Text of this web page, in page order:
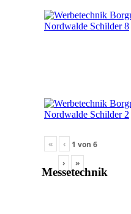
« ‹ 1 von6
›
»
Messetechnik